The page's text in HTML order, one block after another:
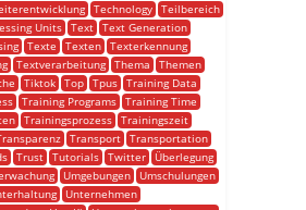
Technology Teilbereich
Units Text Text Generation
Texte Texten Texterkennung
Textverarbeitung Thema
Themen
Tiktok Top Tpus Training Data
Training Programs Training Time
Trainingsprozess
Trainingszeit
Transport Transportation
Trust Tutorials Twitter
Überlegung
Umgebungen
Umschulungen
Unternehmen